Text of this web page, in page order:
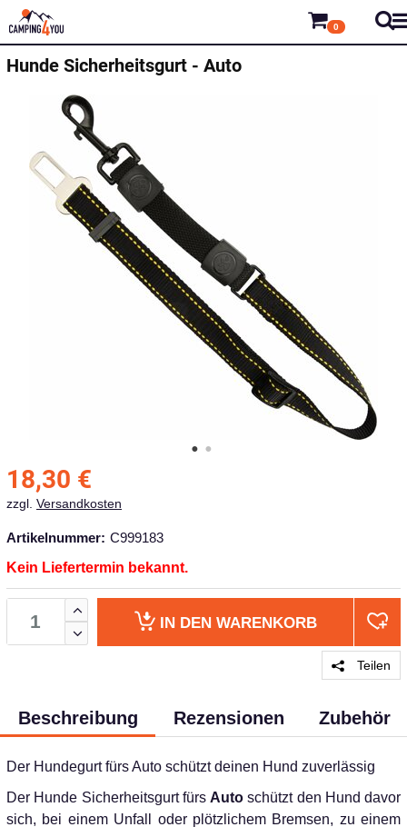
0
Hunde Sicherheitsgurt - Auto
18,30 €
zzgl. Versandkosten
Artikelnummer: C999183
Kein Liefertermin bekannt.
IN DEN WARENKORB
Teilen
Beschreibung Rezensionen Zubehör
Der Hundegurt fürs Auto schützt deinen Hund zuverlässig
Der Hunde Sicherheitsgurt fürs Autoschützt den Hund davor
sich, bei einem Unfall oder plötzlichem Bremsen, zu einem